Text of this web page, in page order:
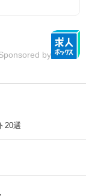
by
20選